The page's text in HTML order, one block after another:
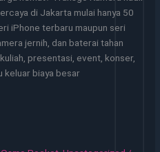
di Jakarta mulai hanya 50
iPhone terbaru maupun seri
jernih, dan baterai tahan
presentasi, event, konser,
keluar biaya besar